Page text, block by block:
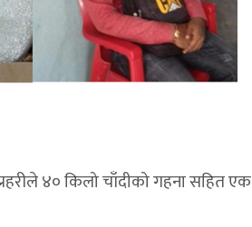
४० किलो चाँदीको गहना सहित एक